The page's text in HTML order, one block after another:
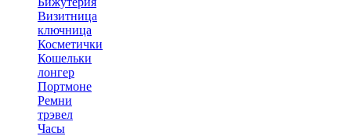
Визитница
ключница
Косметички
Кошельки
лонгер
Портмоне
Ремни
трэвел
Часы